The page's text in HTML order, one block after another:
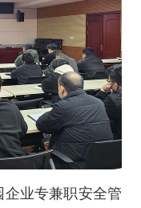
业专兼职安全管